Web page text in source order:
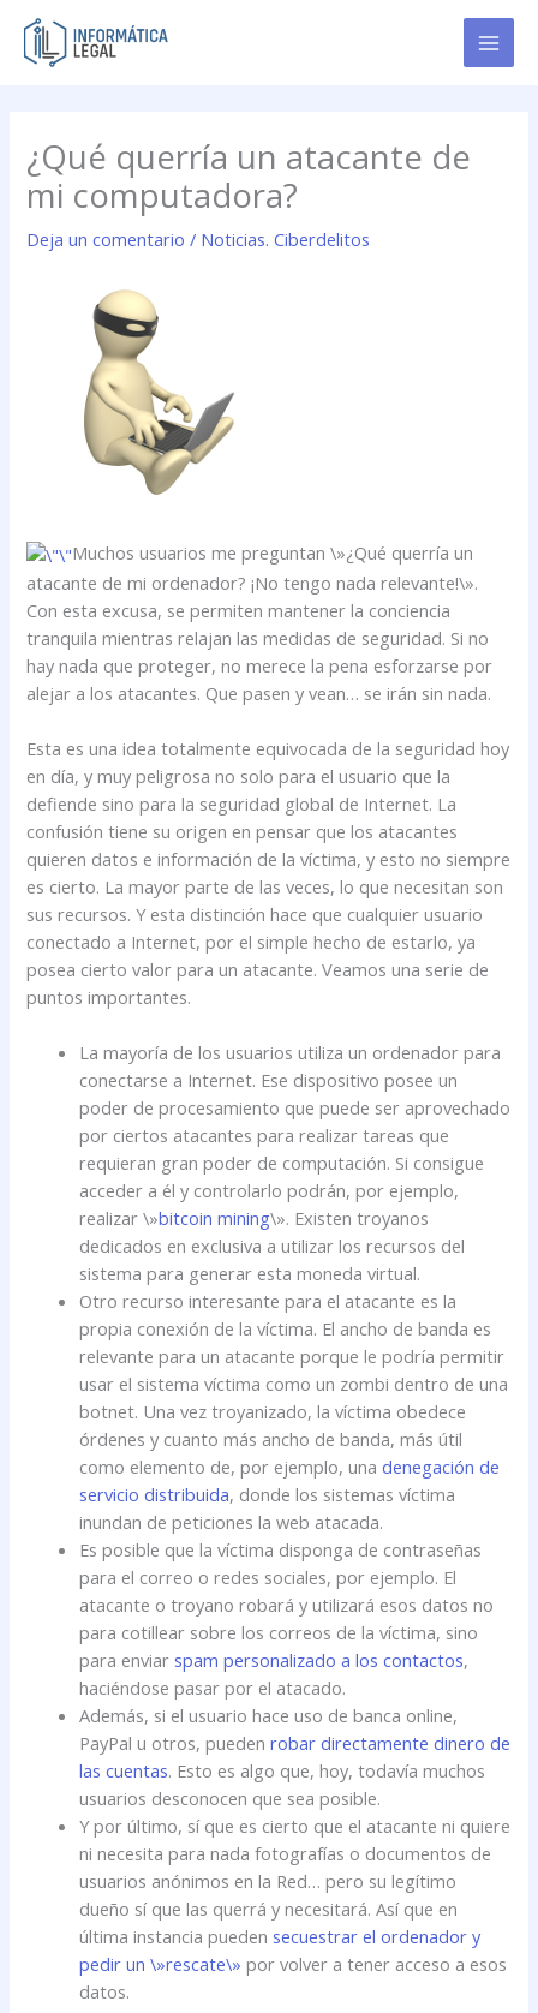
contenido
¿Qué querría un atacante de
mi computadora?
Deja un comentario / Noticias. Ciberdelitos
Muchos usuarios me preguntan \»¿Qué querría un
atacante de mi ordenador? ¡No tengo nada relevante!\».
Con esta excusa, se permiten mantener la conciencia
tranquila mientras relajan las medidas de seguridad. Si no
hay nada que proteger, no merece la pena esforzarse por
alejar a los atacantes. Que pasen y vean… se irán sin nada.
Esta es una idea totalmente equivocada de la seguridad hoy
en día, y muy peligrosa no solo para el usuario que la
defiende sino para la seguridad global de Internet. La
confusión tiene su origen en pensar que los atacantes
quieren datos e información de la víctima, y esto no siempre
es cierto. La mayor parte de las veces, lo que necesitan son
sus recursos. Y esta distinción hace que cualquier usuario
conectado a Internet, por el simple hecho de estarlo, ya
posea cierto valor para un atacante. Veamos una serie de
puntos importantes.
La mayoría de los usuarios utiliza un ordenador para
conectarse a Internet. Ese dispositivo posee un
poder de procesamiento que puede ser aprovechado
por ciertos atacantes para realizar tareas que
requieran gran poder de computación. Si consigue
acceder a él y controlarlo podrán, por ejemplo,
realizar \»bitcoin mining\». Existen troyanos
dedicados en exclusiva a utilizar los recursos del
sistema para generar esta moneda virtual.
Otro recurso interesante para el atacante es la
propia conexión de la víctima. El ancho de banda es
relevante para un atacante porque le podría permitir
usar el sistema víctima como un zombi dentro de una
botnet. Una vez troyanizado, la víctima obedece
órdenes y cuanto más ancho de banda, más útil
como elemento de, por ejemplo, unadenegación de
servicio distribuida, donde los sistemas víctima
inundan de peticiones la web atacada.
Es posible que la víctima disponga de contraseñas
para el correo o redes sociales, por ejemplo. El
atacante o troyano robará y utilizará esos datos no
para cotillear sobre los correos de la víctima, sino
para enviar spam personalizado a los contactos,
haciéndose pasar por el atacado.
Además, si el usuario hace uso de banca online,
PayPal u otros, puedenrobar directamente dinero de
las cuentas. Esto es algo que, hoy, todavía muchos
usuarios desconocen que sea posible.
Y por último, sí que es cierto que el atacante ni quiere
ni necesita para nada fotografías o documentos de
usuarios anónimos en la Red… pero su legítimo
dueño sí que las querrá y necesitará. Así que en
última instancia pueden secuestrar el ordenador y
pedir un \»rescate\» por volver a tener acceso a esos
datos.